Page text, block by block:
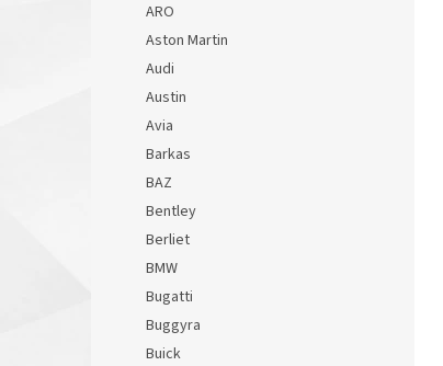
ARO
Aston Martin
Audi
Austin
Avia
Barkas
BAZ
Bentley
Berliet
BMW
Bugatti
Buggyra
Buick